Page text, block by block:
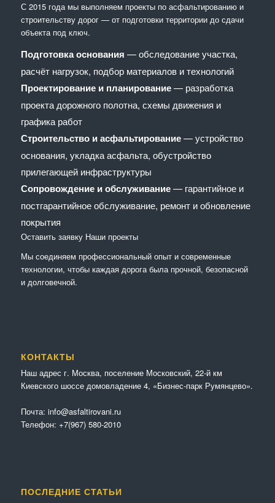
С 2015 года мы выполняем проекты по асфальтированию и
строительству дорог — от подготовки территории до сдачи
объекта под ключ.
Подготовка основания — обследование участка,
расчёт нагрузок, подбор материалов и технологий
Проектирование и планирование— разработка
проекта дорожного полотна, схемы движения и
графика работ
Строительство и асфальтирование— устройство
основания, укладка асфальта, обустройство
прилегающей инфраструктуры
Сопровождение и обслуживание— гарантийное и
постгарантийное обслуживание, ремонт и обновление
покрытия
Оставить заявку Наши проекты
Мы соединяем профессиональный опыт и современные
технологии, чтобы каждая дорога была прочной, безопасной
и долговечной.
КОНТАКТЫ
Наш адрес г. Москва, поселение Московский, 22-й км
Киевского шоссе домовладение 4, «Бизнес-парк Румянцево».
Почта: info@asfaltirovani.ru
Телефон: +7(967) 580-2010
ПОСЛЕДНИЕ СТАТЬИ